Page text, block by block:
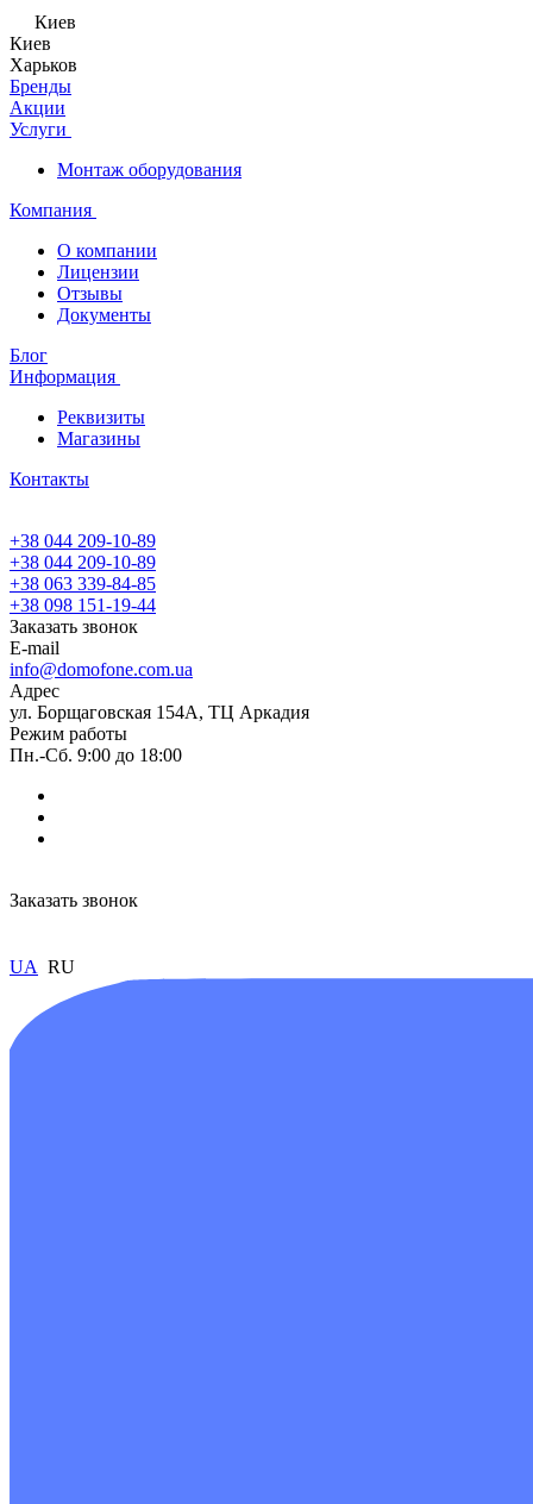
Киев
Киев
Харьков
Бренды
Акции
Услуги
Монтаж оборудования
Компания
О компании
Лицензии
Отзывы
Документы
Блог
Информация
Реквизиты
Магазины
Контакты
+38 044 209-10-89
+38 044 209-10-89
+38 063 339-84-85
+38 098 151-19-44
Заказать звонок
E-mail
info@domofone.com.ua
Адрес
ул. Борщаговская 154А, ТЦ Аркадия
Режим работы
Пн.-Сб. 9:00 до 18:00
Заказать звонок
UA RU